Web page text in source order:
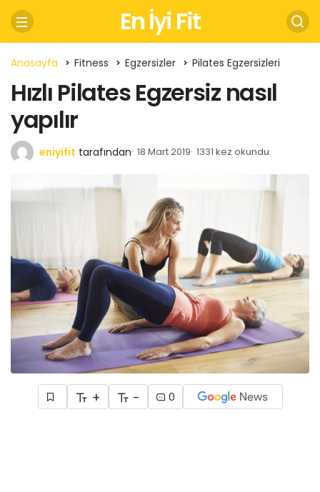
En İyi Fit
Anasayfa Fitness Egzersizler Pilates Egzersizleri
Hızlı Pilates Egzersiz nasıl
yapılır
eniyifit tarafından 18 Mart 2019 1331 kez okundu
+ - 0